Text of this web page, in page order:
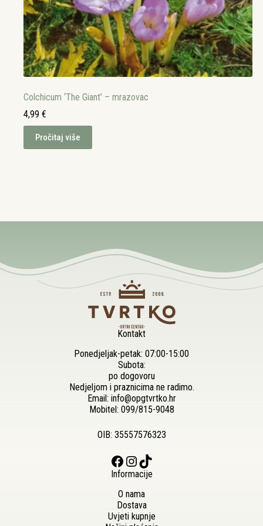
Colchicum ‘The Giant’ – mrazovac
4,99 €
Pročitaj više
Kontakt
Ponedjeljak-petak: 07:00-15:00
Subota:
po dogovoru
Nedjeljom i praznicima ne radimo.
Email: info@opgtvrtko.hr
Mobitel: 099/815-9048
OIB: 35557576323
Facebook Instagram TikTok
Informacije
O nama
Dostava
Uvjeti kupnje